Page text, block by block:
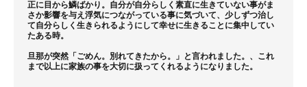
正に目から鱗ばかり。自分が自分らしく素直に生きていない事がま
さか影響を与え浮気につながっている事に気づいて、少しずつ治し
て自分らしく生きられるようにして幸せに生きることに集中してい
たある時。
旦那が突然「ごめん。別れてきたから。」と言われました。、これ
まで以上に家族の事を大切に扱ってくれるようになりました。